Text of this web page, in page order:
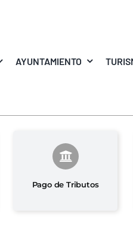
AYUNTAMIENTO
Pago de Tributos